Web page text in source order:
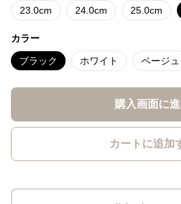
23.0cm 24.0cm 25.0cm
カラー
ブラック ホワイト ベージュ
購入画面に
カートに追加